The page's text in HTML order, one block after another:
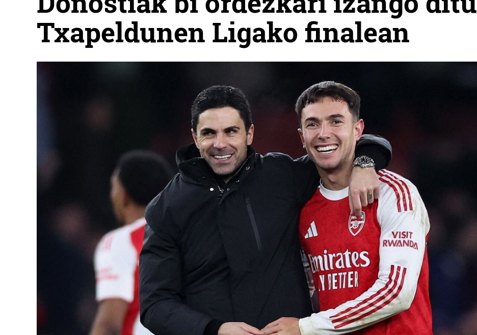
Txapeldunen Ligako finalean